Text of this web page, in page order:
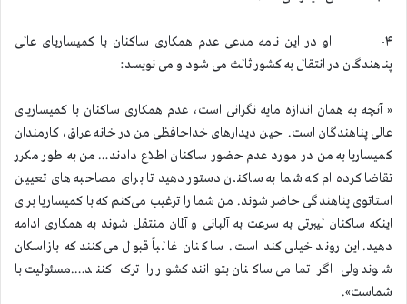
۴- او در این نامه مدعی عدم همکاری ساکنان با کمیساریای عالی
پناهندگان در انتقال به کشور ثالث می شود و می نویسد:
« آنچه به همان اندازه مایه نگرانی است، عدم همکاری ساکنان با کمیساریای
عالی پناهندگان است. حین دیدارهای خداحافظی من در خانه عراق، کارمندان
کمیساریا به من در مورد عدم حضور ساکنان اطلاع دادند… من به طور مکرر
تقاضا کرده ام که شما به ساکنان دستور دهید تا برای مصاحبه های تعیین
استاتوی پناهندگی حاضر شوند. من شما را ترغیب می‌کنم که با کمیساریا برای
اینکه ساکنان لیبرتی به سرعت به آلبانی و آلمان منتقل شوند به همکاری ادامه
دهید. این روند خیلی کند است. ساکنان غالباً قبول می‌کنند که بازاسکان
شوند ولی اگر تمامی ساکنان بتوانند کشور را ترک کنند….مسئولیت با
شماست».